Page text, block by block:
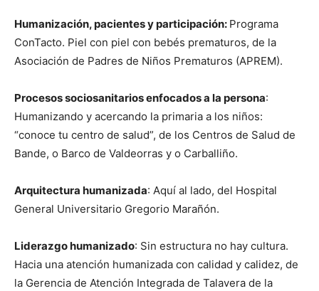
Humanización, pacientes y participación: Programa
ConTacto. Piel con piel con bebés prematuros, de la
Asociación de Padres de Niños Prematuros (APREM).
Procesos sociosanitarios enfocados a la persona:
Humanizando y acercando la primaria a los niños:
“conoce tu centro de salud”, de los Centros de Salud de
Bande, o Barco de Valdeorras y o Carballiño.
Arquitectura humanizada: Aquí al lado, del Hospital
General Universitario Gregorio Marañón.
Liderazgo humanizado: Sin estructura no hay cultura.
Hacia una atención humanizada con calidad y calidez, de
la Gerencia de Atención Integrada de Talavera de la